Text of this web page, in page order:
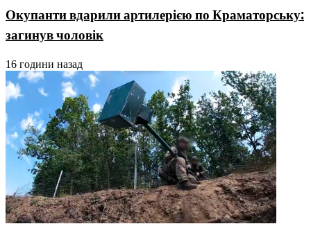
Окупанти вдарили артилерією по Краматорську:
загинув чоловік
16 години назад